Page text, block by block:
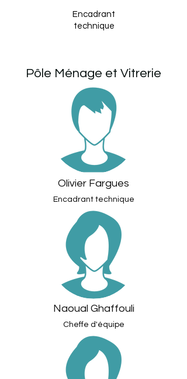
Encadrant
technique
Pôle Ménage et Vitrerie
Olivier Fargues
Encadrant technique
Naoual Ghaffouli
Cheffe d'équipe